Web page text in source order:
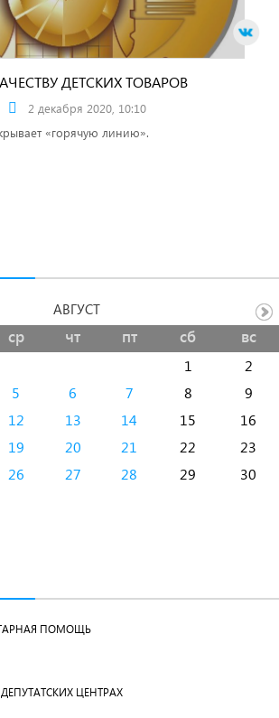
ДЕТСКИХ ТОВАРОВ
2 декабря 2020, 10:10
«горячую линию».
ср чт пт сб вс
1
2
5 6 7 8
9
12 13 14 15
16
19 20 21 22
23
26 27 28 29
30
АВГУСТ
ПОМОЩЬ
ЦЕНТРАХ